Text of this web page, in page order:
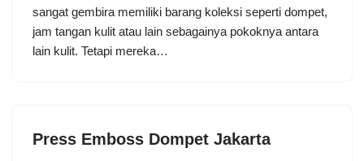
sangat gembira memiliki barang koleksi seperti dompet,
jam tangan kulit atau lain sebagainya pokoknya antara
lain kulit. Tetapi mereka…
Press Emboss Dompet Jakarta